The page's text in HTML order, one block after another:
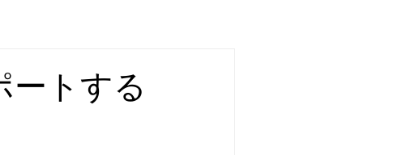
ートする